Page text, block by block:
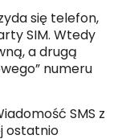
się telefon,
SIM. Wtedy
a drugą
numeru
SMS z
ostatnio